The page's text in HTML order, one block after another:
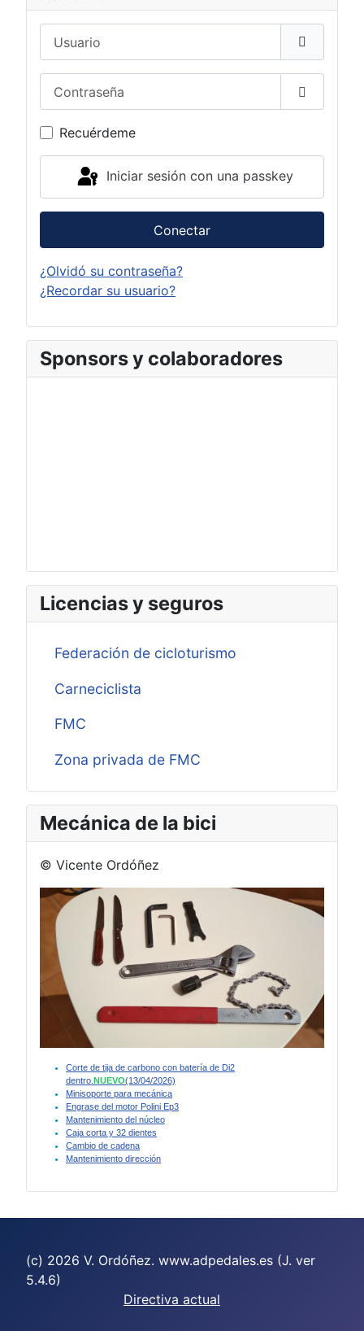
Mostrar
Recuérdeme
Iniciar sesión con una passkey
Conectar
¿Olvidó su contraseña?
¿Recordar su usuario?
Sponsors y colaboradores
Licencias y seguros
Federación de cicloturismo
Carneciclista
FMC
Zona privada de FMC
Mecánica de la bici
© Vicente Ordóñez
Corte de tija de carbono con batería de Di2
dentro. NUEVO(13/04/2026)
Minisoporte para mecánica
Engrase del motor Polini Ep3
Mantenimiento del núcleo
Caja corta y 32 dientes
Cambio de cadena
Mantenimiento dirección
(c) 2026 V. Ordóñez. www.adpedales.es (J. ver
5.4.6)
Directiva actual